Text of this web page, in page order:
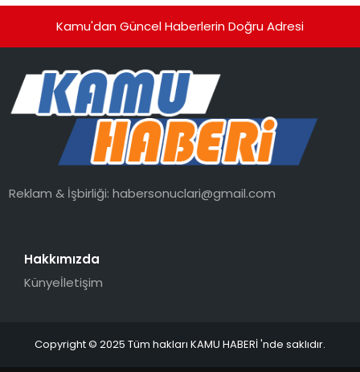
Kamu'dan Güncel Haberlerin Doğru Adresi
Reklam & İşbirliği:habersonuclari@gmail.com
Hakkımızda
Künyeİletişim
Copyright © 2025 Tüm hakları KAMU HABERİ 'nde saklıdır.